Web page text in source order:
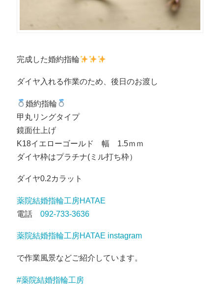
完成した婚約指輪
ダイヤ入れる作業のため、後日のお渡し
婚約指輪
甲丸リングタイプ
鏡面仕上げ
K18イエローゴールド 幅 1.5ｍｍ
ダイヤ枠はプラチナ(ミル打ち枠）
ダイヤ0.2カラット
薬院結婚指輪工房HATAE
電話 092-733-3636
薬院結婚指輪工房HATAE instagram
で作業風景などご紹介しています。
#薬院結婚指輪工房